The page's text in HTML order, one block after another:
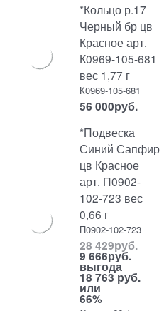
*Кольцо р.17
Черный бр цв
Красное арт.
К0969-105-681
вес 1,77 г
К0969-105-681
56 000руб.
*Подвеска
Синий Сапфир
цв Красное
арт. П0902-
102-723 вес
0,66 г
П0902-102-723
28 429руб.
9 666руб.
выгода
18 763 руб.
или
66%